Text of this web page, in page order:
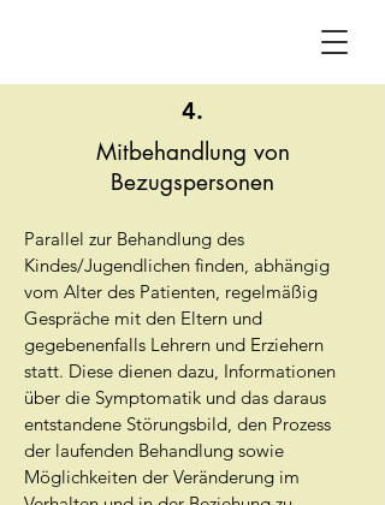
4.
Mitbehandlung von
Bezugspersonen
Parallel zur Behandlung des
Kindes/Jugendlichen finden, abhängig
vom Alter des Patienten, regelmäßig
Gespräche mit den Eltern und
gegebenenfalls Lehrern und Erziehern
statt. Diese dienen dazu, Informationen
über die Symptomatik und das daraus
entstandene Störungsbild, den Prozess
der laufenden Behandlung sowie
Möglichkeiten der Veränderung im